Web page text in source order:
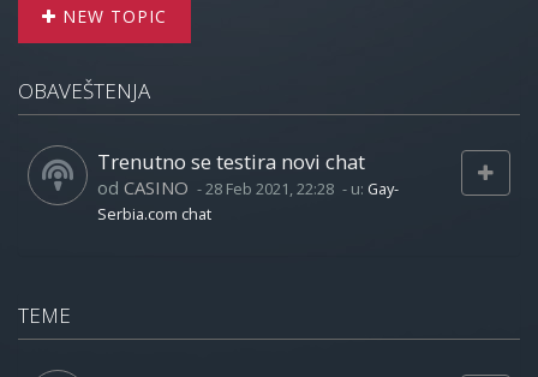
NEW TOPIC
OBAVEŠTENJA
Trenutno se testira novi chat
od CASINO -28 Feb 2021, 22:28 - u: Gay-
Serbia.com chat
TEME